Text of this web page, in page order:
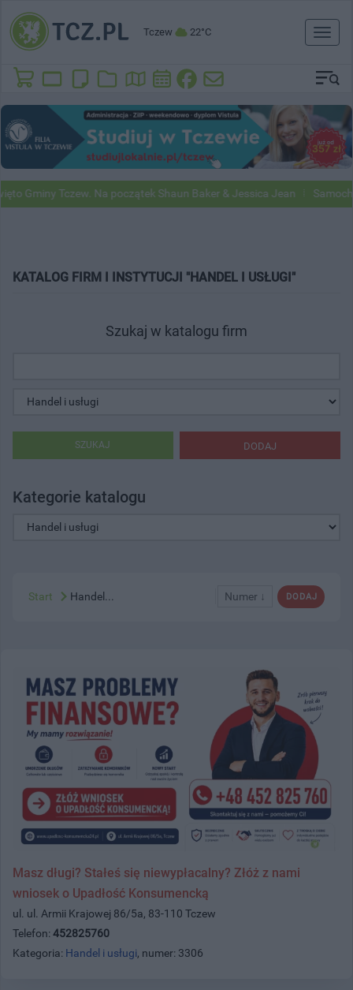
Tczew 22°C
Toggle
Tczew. Na początek Shaun Baker & Jessica Jean Samochody
KATALOG FIRM I INSTYTUCJI "HANDEL I USŁUGI"
Szukaj w katalogu firm
DODAJ
SZUKAJ
Kategorie katalogu
DODAJ
Numer ↓
Start Handel...
Masz długi? Stałeś się niewypłacalny? Złóż z nami
wniosek o Upadłość Konsumencką
ul. ul. Armii Krajowej 86/5a, 83-110 Tczew
Telefon: 452825760
Kategoria: Handel i usługi, numer: 3306